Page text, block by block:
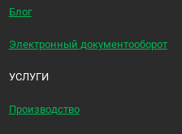
Блог
Электронный документооборот
УСЛУГИ
Производство